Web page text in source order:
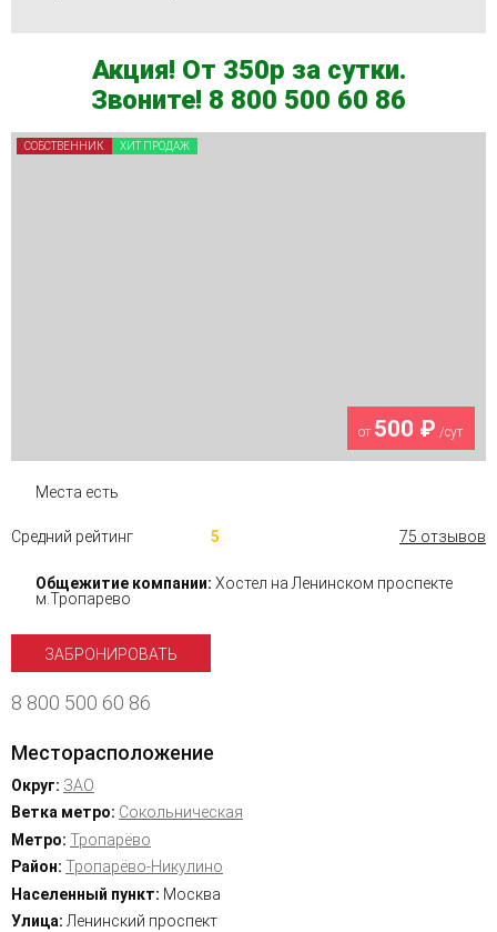
Акция! От 350р за сутки.
Звоните! 8 800 500 60 86
от 500 ₽ /сут
СОБСТВЕННИК ХИТ ПРОДАЖ
Места есть
Средний рейтинг 5 75 отзывов
Общежитие компании: Хостел на Ленинском проспекте
м.Тропарево
ЗАБРОНИРОВАТЬ
8 800 500 60 86
Месторасположение
Округ: ЗАО
Ветка метро: Сокольническая
Метро: Тропарёво
Район: Тропарёво-Никулино
Населенный пункт: Москва
Улица:Ленинский проспект